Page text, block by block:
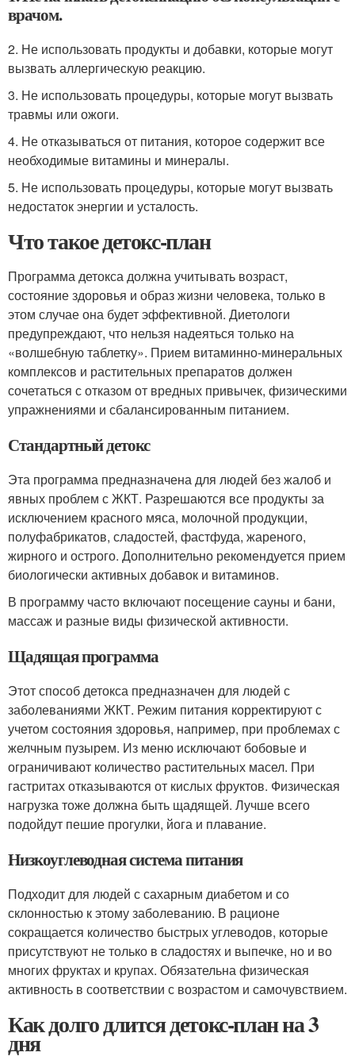
врачом.
2. Не использовать продукты и добавки, которые могут
вызвать аллергическую реакцию.
3. Не использовать процедуры, которые могут вызвать
травмы или ожоги.
4. Не отказываться от питания, которое содержит все
необходимые витамины и минералы.
5. Не использовать процедуры, которые могут вызвать
недостаток энергии и усталость.
Что такое детокс-план
Программа детокса должна учитывать возраст,
состояние здоровья и образ жизни человека, только в
этом случае она будет эффективной. Диетологи
предупреждают, что нельзя надеяться только на
«волшебную таблетку». Прием витаминно-минеральных
комплексов и растительных препаратов должен
сочетаться с отказом от вредных привычек, физическими
упражнениями и сбалансированным питанием.
Стандартный детокс
Эта программа предназначена для людей без жалоб и
явных проблем с ЖКТ. Разрешаются все продукты за
исключением красного мяса, молочной продукции,
полуфабрикатов, сладостей, фастфуда, жареного,
жирного и острого. Дополнительно рекомендуется прием
биологически активных добавок и витаминов.
В программу часто включают посещение сауны и бани,
массаж и разные виды физической активности.
Щадящая программа
Этот способ детокса предназначен для людей с
заболеваниями ЖКТ. Режим питания корректируют с
учетом состояния здоровья, например, при проблемах с
желчным пузырем. Из меню исключают бобовые и
ограничивают количество растительных масел. При
гастритах отказываются от кислых фруктов. Физическая
нагрузка тоже должна быть щадящей. Лучше всего
подойдут пешие прогулки, йога и плавание.
Низкоуглеводная система питания
Подходит для людей с сахарным диабетом и со
склонностью к этому заболеванию. В рационе
сокращается количество быстрых углеводов, которые
присутствуют не только в сладостях и выпечке, но и во
многих фруктах и крупах. Обязательна физическая
активность в соответствии с возрастом и самочувствием.
Как долго длится детокс-план на 3
дня